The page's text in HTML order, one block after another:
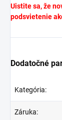
Uistite sa, že
podsvietenie
Dodatočné
Kategória:
Záruka: